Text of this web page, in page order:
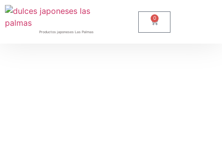
Productos japoneses Las Palmas
0